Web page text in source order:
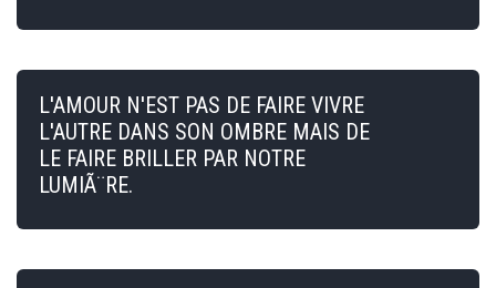
L'AMOUR N'EST PAS DE FAIRE VIVRE
L'AUTRE DANS SON OMBRE MAIS DE
LE FAIRE BRILLER PAR NOTRE
LUMIÃ¨RE.